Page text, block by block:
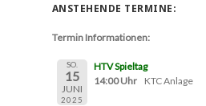
ANSTEHENDE TERMINE:
Termin Informationen:
SO.
15
JUNI
2025
HTV Spieltag
14:00 Uhr
KTC Anlage